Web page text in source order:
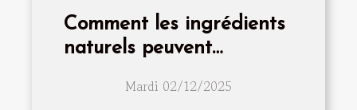
Comment les ingrédients
naturels peuvent
de soins visage
Mardi 02/12/2025